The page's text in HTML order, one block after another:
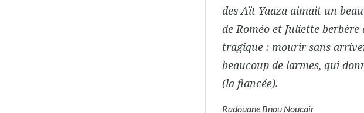
des Aït Yaaza aimait un
de Roméo et Julietteberbère
tragique : mourir sans
beaucoup de larmes, qui
(la fiancée).
Radouane Bnou Noucair